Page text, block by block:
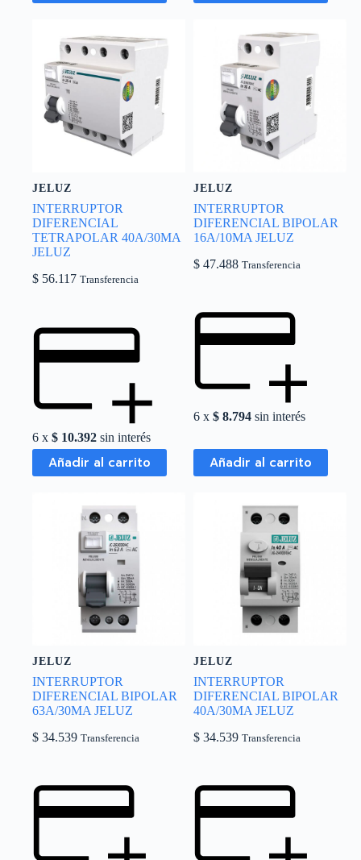
JELUZ
INTERRUPTOR
DIFERENCIAL
TETRAPOLAR 40A/30MA
JELUZ
$ 56.117 Transferencia
6 x $ 10.392 sin interés
Añadir al carrito
JELUZ
INTERRUPTOR
DIFERENCIAL BIPOLAR
16A/10MA JELUZ
$ 47.488 Transferencia
6 x$ 8.794 sin interés
Añadir al carrito
JELUZ
INTERRUPTOR
DIFERENCIAL BIPOLAR
63A/30MA JELUZ
$ 34.539 Transferencia
JELUZ
INTERRUPTOR
DIFERENCIAL BIPOLAR
40A/30MA JELUZ
$ 34.539 Transferencia